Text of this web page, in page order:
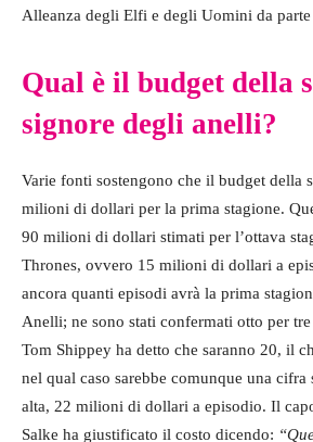
Alleanza degli Elfi e degli Uomini da
Qual è il budget della
signore degli anelli?
Varie fonti sostengono che il budget della
milioni di dollari per la prima stagione.
90 milioni di dollari stimati per l’ottava
Thrones, ovvero 15 milioni di dollari a
ancora quanti episodi avrà la prima
Anelli; ne sono stati confermati otto per
Tom Shippey ha detto che saranno 20, il
nel qual caso sarebbe comunque una
alta, 22 milioni di dollari a episodio. Il
Salke ha giustificato il costo dicendo: